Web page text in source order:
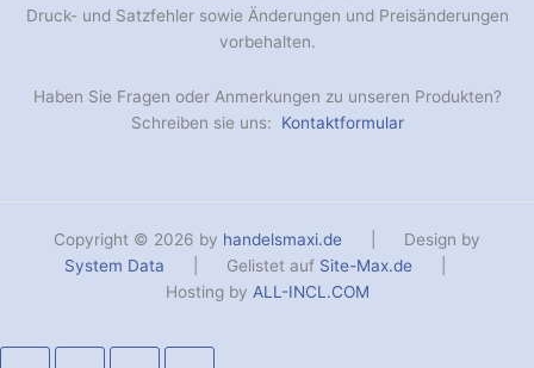
Druck- und Satzfehler sowie Änderungen und Preisänderungen
vorbehalten.
Haben Sie Fragen oder Anmerkungen zu unseren Produkten?
Schreiben sie uns: Kontaktformular
Copyright © 2026 by handelsmaxi.de | Design by
System Data | Gelistet auf Site-Max.de
Hosting by ALL-INCL.COM